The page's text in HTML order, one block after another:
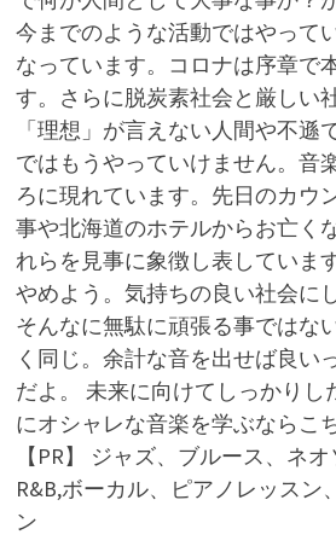
今までのような活動ではやって
なっています。コロナは序章で
す。さらに脱炭素社会と厳しい
「理想」が言えない人間や不遜
ではもうやっていけません。音
ろに現れています。先日のカウ
事や北海道のホテルからお亡く
れらを見事に象徴し表していま
やめよう。気持ちの良い社会に
そんなに無駄に頑張る事ではな
く同じ。余計な音を出せば良い
だよ。 未来に向けてしっかりし
にオシャレな音楽を学ぶならこ
【PR】 ジャズ、ブルース、ネ
R&B,ボーカル、ピアノレッスン
ン